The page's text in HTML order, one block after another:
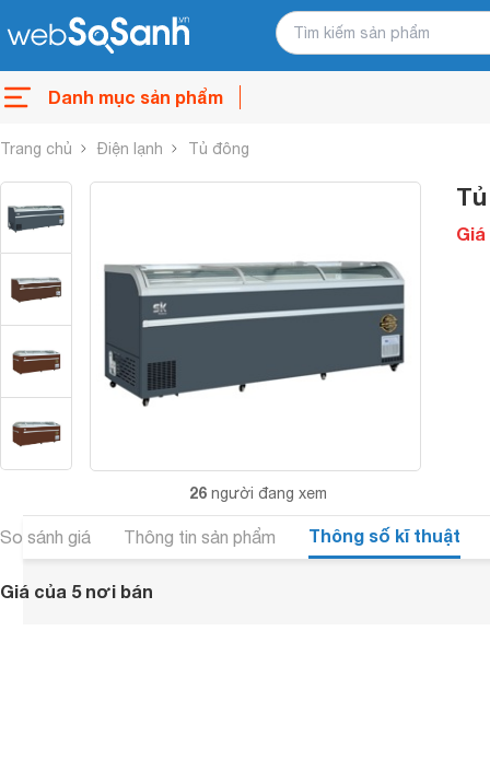
Danh mục sản phẩm
Trang chủ Điện lạnh Tủ đông
26 người đang xem
Giá
So sánh giá Thông tin sản phẩm Thông số kĩ thuật
Giá của 5 nơi bán